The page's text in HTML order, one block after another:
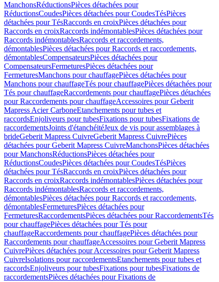
ManchonsRéductionsPièces détachées pour
RéductionsCoudesPièces détachées pour CoudesTésPièces
détachées pour TésRaccords en croixPièces détachées pour
Raccords en croixRaccords indémontablesPièces détachées pour
Raccords indémontablesRaccords et raccordements,
démontablesPièces détachées pour Raccords et raccordements,
démontablesCompensateursPièces détachées pour
CompensateursFermeturesPièces détachées pour
FermeturesManchons pour chauffagePièces détachées pour
Manchons pour chauffageTés pour chauffagePièces détachées pour
Tés pour chauffageRaccordements pour chauffagePièces détachées
pour Raccordements pour chauffageAccessoires pour Geberit
Mapress Acier CarboneEtanchements pour tubes et
raccordsEnjoliveurs pour tubesFixations pour tubesFixations de
raccordementsJoints d'étanchéitéJeux de vis pour assemblages à
brideGeberit Mapress CuivreGeberit Mapress CuivrePièces
détachées pour Geberit Mapress CuivreManchonsPièces détachées
pour ManchonsRéductionsPièces détachées pour
RéductionsCoudesPièces détachées pour CoudesTésPièces
détachées pour TésRaccords en croixPièces détachées pour
Raccords en croixRaccords indémontablesPièces détachées pour
Raccords indémontablesRaccords et raccordements,
démontablesPièces détachées pour Raccords et raccordements,
démontablesFermeturesPièces détachées pour
FermeturesRaccordementsPièces détachées pour RaccordementsTés
pour chauffagePièces détachées pour Tés pour
chauffageRaccordements pour chauffagePièces détachées pour
Raccordements pour chauffageAccessoires pour Geberit Mapress
CuivrePièces détachées pour Accessoires pour Geberit Mapress
CuivreIsolations pour raccordementsEtanchements pour tubes et
raccordsEnjoliveurs pour tubesFixations pour tubesFixations de
raccordementsPièces détachées pour Fixations de